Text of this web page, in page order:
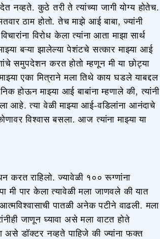
नव्हते. कुठे तरी ते त्यांच्या जागी योग्य होतेच.
ठाम होतो. तेच माझे आई बाबा, ज्यांनी
विरोध केला त्यांना आता माझा सार्थ
बऱ्या झालेल्या पेशंटचे सत्कार माझ्या आई
समुपदेशन करत होतो म्हणून मी या छोट्या
एका मित्राने मला तिथे काय घडले याबद्दल
होऊन माझ्या आई बाबांना म्हणाले की, त्यांनी
आहे. त्या वेळी माझ्या आई-वडिलांना आनंदाचे
विश्वास बसला. आज त्यांना माझ्या या
करत राहिलो. ज्यावेळी १०० रूग्णांना
मी पार केला त्यावेळी मला जाणवले की यात
पातळी अनेक पटीने वाढली. मला
जाणून घ्यावा असे मला वाटत होते
डॉक्टर नव्हते पाहिजे की ज्यांना फक्त